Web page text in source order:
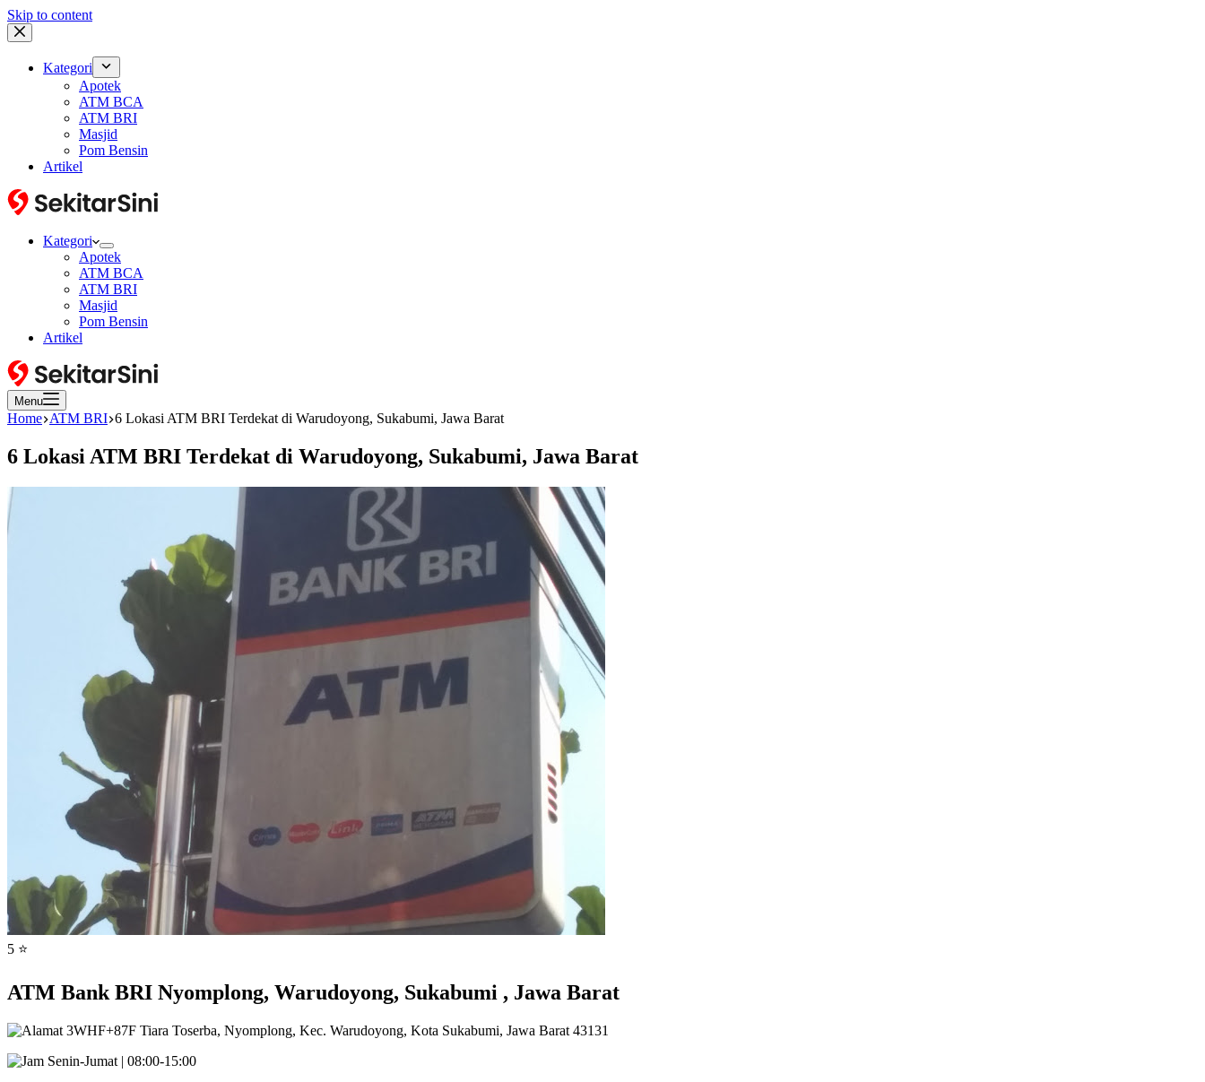
Skip to content
Kategori
Apotek
ATM BCA
ATM BRI
Masjid
Pom Bensin
Artikel
Kategori
Apotek
ATM BCA
ATM BRI
Masjid
Pom Bensin
Artikel
Menu
Home ATM BRI 6 Lokasi ATM BRI Terdekat di Warudoyong, Sukabumi, Jawa Barat
6 Lokasi ATM BRI Terdekat di Warudoyong, Sukabumi, Jawa Barat
5 ⭐
ATM Bank BRI Nyomplong, Warudoyong, Sukabumi , Jawa Barat
3WHF+87F Tiara Toserba, Nyomplong, Kec. Warudoyong, Kota Sukabumi, Jawa Barat 43131
Senin-Jumat | 08:00-15:00